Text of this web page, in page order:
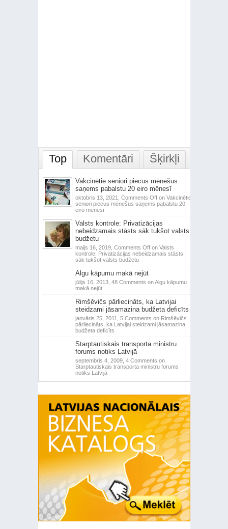
Top Komentāri Šķirkļi
Vakcinētie seniori piecus mēnešus
saņems pabalstu 20 eiro mēnesī
oktobris 13, 2021, Comments Offon Vakcinētie
seniori piecus mēnešus saņems pabalstu 20
eiro mēnesī
Valsts kontrole: Privatizācijas
nebeidzamais stāsts sāk tukšot valsts
budžetu
maijs 16, 2019, Comments Offon Valsts
kontrole: Privatizācijas nebeidzamais stāsts
sāk tukšot valsts budžetu
Algu kāpumu makā nejūt
jūlijs 16, 2013, 48 Comments on Algu kāpumu
makā nejūt
Rimšēvičs pārliecināts, ka Latvijai
steidzami jāsamazina budžeta deficīts
janvāris 25, 2011, 5 Comments on Rimšēvičs
pārliecināts, ka Latvijai steidzami jāsamazina
budžeta deficīts
Starptautiskais transporta ministru
forums notiks Latvijā
septembris 4, 2009, 4 Comments on
Starptautiskais transporta ministru forums
notiks Latvijā